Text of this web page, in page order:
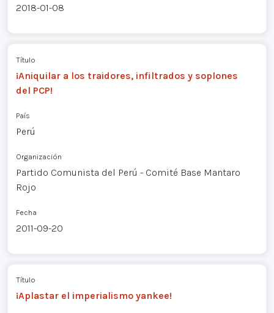
2018-01-08
Título
¡Aniquilar a los traidores, infiltrados y soplones
del PCP!
País
Perú
Organización
Partido Comunista del Perú - Comité Base Mantaro
Rojo
Fecha
2011-09-20
Título
¡Aplastar el imperialismo yankee!